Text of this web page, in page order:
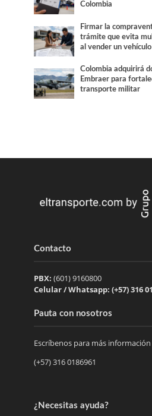
Colombia
Firmar la
trámite que evita
al vender un
Colombia adquirirá
Embraer para
transporte militar
Contacto
PBX: (601) 9160800
Celular / Whatsapp: (+57) 316
Pauta con nosotros
Escríbenos para más información
(+57) 316 0186961
¿Necesitas ayuda?